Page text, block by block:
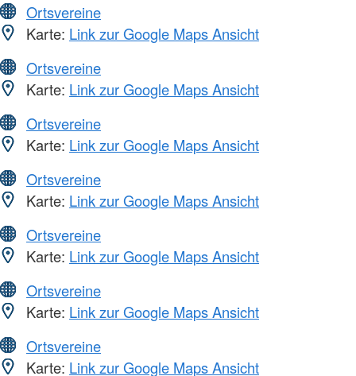
Ortsvereine
Karte: Link zur Google Maps Ansicht
Ortsvereine
Karte: Link zur Google Maps Ansicht
Ortsvereine
Karte: Link zur Google Maps Ansicht
Ortsvereine
Karte: Link zur Google Maps Ansicht
Ortsvereine
Karte: Link zur Google Maps Ansicht
Ortsvereine
Karte: Link zur Google Maps Ansicht
Ortsvereine
Karte: Link zur Google Maps Ansicht